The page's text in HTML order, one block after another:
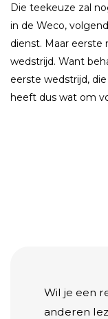
Die teekeuze zal
in de Weco,
dienst. Maar
wedstrijd. Want
eerste wedstrijd,
heeft dus wat om
Wil je een
anderen